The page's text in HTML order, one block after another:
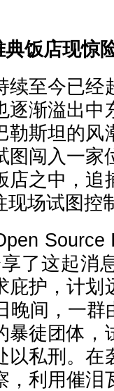
饭店现惊
续至今已经
逐渐溢出中
勒斯坦的风
图闯入一家
店之中，追
现场试图控
了这起消
庇护，计划
晚间，一群
暴徒团体，
以私刑。在
，利用催泪